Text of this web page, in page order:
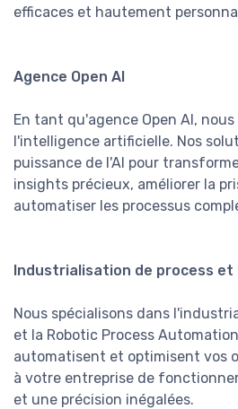
efficaces et hautement
Agence Open AI
En tant qu'agence Open AI,
l'intelligence artificielle. Nos
puissance de l'AI pour
insights précieux, améliorer la
automatiser les processus
Industrialisation de process et
Nous spécialisons dans
et la Robotic Process
automatisent et optimisent vos
à votre entreprise de
et une précision inégalées.